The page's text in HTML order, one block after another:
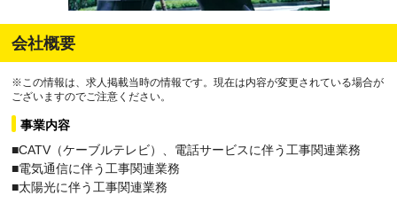
会社概要
※この情報は、求人掲載当時の情報です。現在は内容が変更されている場合が
ございますのでご注意ください。
事業内容
■CATV（ケーブルテレビ）、電話サービスに伴う工事関連業務
■電気通信に伴う工事関連業務
■太陽光に伴う工事関連業務